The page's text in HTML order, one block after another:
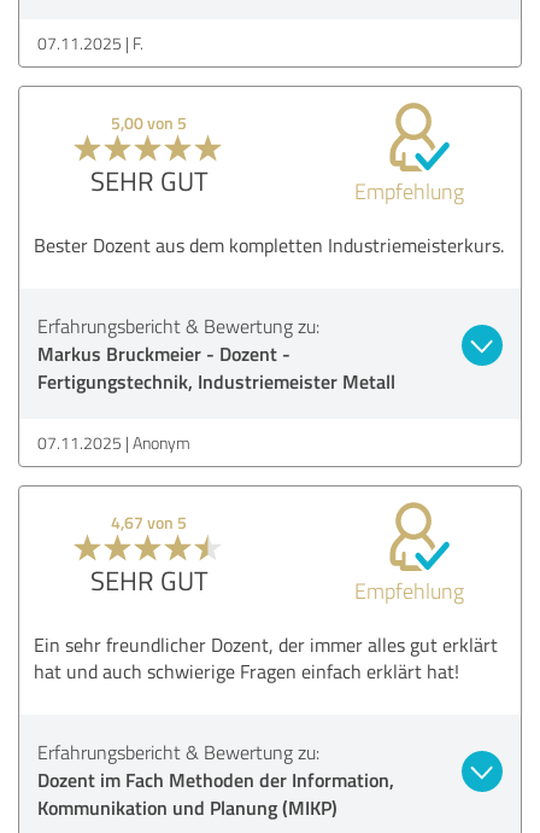
07.11.2025 F.
5,00 von 5
SEHR GUT Empfehlung
Bester Dozent aus dem kompletten Industriemeisterkurs.
Erfahrungsbericht & Bewertung zu:
Markus Bruckmeier - Dozent -
Fertigungstechnik, Industriemeister Metall
07.11.2025 Anonym
4,67 von 5
SEHR GUT Empfehlung
Ein sehr freundlicher Dozent, der immer alles gut erklärt
hat und auch schwierige Fragen einfach erklärt hat!
Erfahrungsbericht & Bewertung zu:
Dozent im Fach Methoden der Information,
Kommunikation und Planung (MIKP)